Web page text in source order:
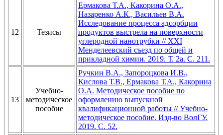
12 Тезисы
Ермакова Т.А., Какорина О.А.,
Назаренко А.К., Васильев В.А.
Исследование процесса адсорбции
продуктов выстрела на поверхности
углеродной нанотрубки // ХХI
Менделеевский съезд по общей и
прикладной химии. 2019. Т. 2a. С. 211.
13
Учебно-
методическое
пособие
Ручкин В.А., Запороцкова И.В.,
Кислова Т.В., Ермакова Т.А., Какорина
О.А. Методическое пособие по
оформлению выпускной
квалификационной работы // Учебно-
методическое пособие. Изд-во ВолГУ.
2019. С. 52.